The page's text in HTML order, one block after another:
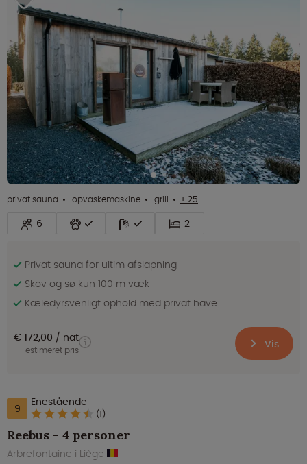
privat sauna opvaskemaskine grill + 25
6 2
Privat sauna for ultim afslapning
Skov og sø kun 100 m væk
Kæledyrsvenligt ophold med privat have
€ 172,00 nat
estimeret pris Vis
9 Enestående
(1)
Reebus - 4 personer
Arbrefontaine i Liège